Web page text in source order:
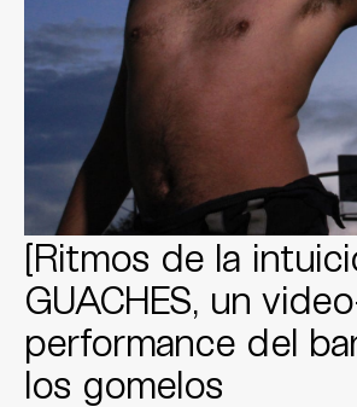
[Ritmos de la
GUACHES, un
performance del
los gomelos